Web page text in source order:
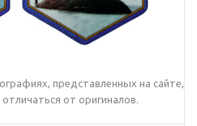
представленных на сайте,
от оригиналов.